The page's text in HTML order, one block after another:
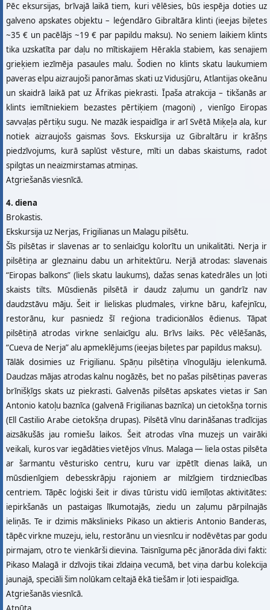
Pēc eksursijas, brīvajā laikā tiem, kuri vēlēsies, būs iespēja doties uz
galveno apskates objektu – leģendāro Gibraltāra klinti (ieejas biļetes
~35 € un pacēlājs ~19 € par papildu maksu). No seniem laikiem klints
tika uzskatīta par daļu no mītiskajiem Hērakla stabiem, kas senajiem
grieķiem iezīmēja pasaules malu. Šodien no klints skatu laukumiem
paveras elpu aizraujoši panorāmas skati uz Vidusjūru, Atlantijas okeānu
un skaidrā laikā pat uz Āfrikas piekrasti. Īpaša atrakcija – tikšanās ar
klints iemītniekiem bezastes pērtiķiem (magoni) , vienīgo Eiropas
savvaļas pērtiķu sugu. Ne mazāk iespaidīga ir arī Svētā Miķeļa ala, kur
notiek aizraujošs gaismas šovs. Ekskursija uz Gibraltāru ir krāšņs
piedzīvojums, kurā saplūst vēsture, mīti un dabas skaistums, radot
spilgtas un neaizmirstamas atmiņas.
Atgriešanās viesnīcā.
4. diena
Brokastis.
Ekskursija uz Nerjas, Frigilianas un Malagu pilsētu.
Šīs pilsētas ir slavenas ar to senlaicīgu kolorītu un unikalitāti. Nerja ir
pilsētiņa ar gleznainu dabu un arhitektūru. Nerjā atrodas: slavenais
“Eiropas balkons” (liels skatu laukums), dažas senas katedrāles un ļoti
skaists tilts. Mūsdienās pilsētā ir daudz zaļumu un gandrīz nav
daudzstāvu māju. Šeit ir lieliskas pludmales, virkne bāru, kafejnīcu,
restorānu, kur pasniedz šī reģiona tradicionālos ēdienus. Tāpat
pilsētiņā atrodas virkne senlaicīgu alu. Brīvs laiks. Pēc vēlēšanās,
“Cueva de Nerja” alu apmeklējums (ieejas biļetes par papildus maksu).
Tālāk dosimies uz Frigilianu. Spāņu pilsētiņa vīnogulāju ielenkumā.
Daudzas mājas atrodas kalnu nogāzēs, bet no pašas pilsētiņas paveras
brīnišķīgs skats uz piekrasti. Galvenās pilsētas apskates vietas ir San
Antonio katoļu baznīca (galvenā Frigilianas baznīca) un cietokšņa tornis
(Ell Castilio Arabe cietokšņa drupas). Pilsētā vīnu darināšanas tradīcijas
aizsākušās jau romiešu laikos. Šeit atrodas vīna muzejs un vairāki
veikali, kuros var iegādāties vietējos vīnus. Malaga — liela ostas pilsēta
ar šarmantu vēsturisko centru, kuru var izpētīt dienas laikā, un
mūsdienīgiem debesskrāpju rajoniem ar milzīgiem tirdzniecības
centriem. Tāpēc loģiski šeit ir divas tūristu vidū iemīļotas aktivitātes:
iepirkšanās un pastaigas līkumotajās, ziedu un zaļumu pārpilnajās
ieliņās. Te ir dzimis mākslinieks Pikaso un aktieris Antonio Banderas,
tāpēc virkne muzeju, ielu, restorānu un viesnīcu ir nodēvētas par godu
pirmajam, otro te vienkārši dievina. Taisnīguma pēc jānorāda divi fakti:
Pikaso Malagā ir dzīvojis tikai zīdaiņa vecumā, bet viņa darbu kolekcija
jaunajā, speciāli šim nolūkam celtajā ēkā tiešām ir ļoti iespaidīga.
Atgriešanās viesnīcā.